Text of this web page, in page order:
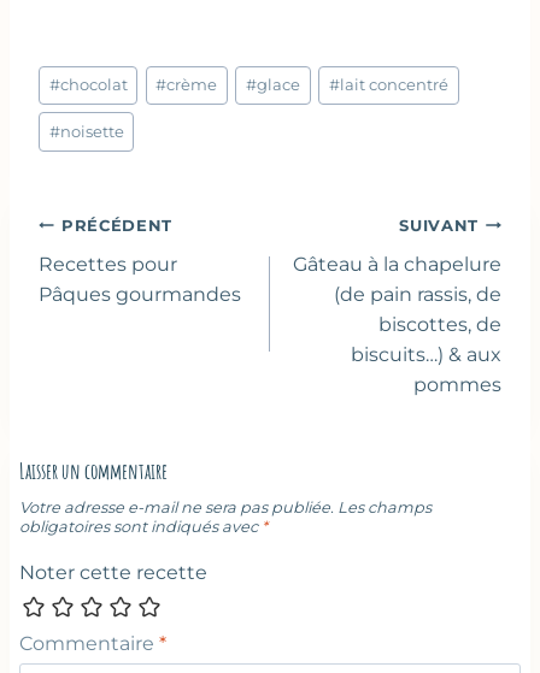
Étiquettes
de
la
#chocolat #crème #glace #lait concentré
#noisette
Navigation
de
l’article
PRÉCÉDENT
Recettes pour
Pâques gourmandes
SUIVANT
Gâteau à la chapelure
(de pain rassis, de
biscottes, de
biscuits…) & aux
pommes
Laisser un commentaire
Votre adresse e-mail ne sera pas publiée. Les champs
obligatoires sont indiqués avec *
Noter cette recette
Commentaire *